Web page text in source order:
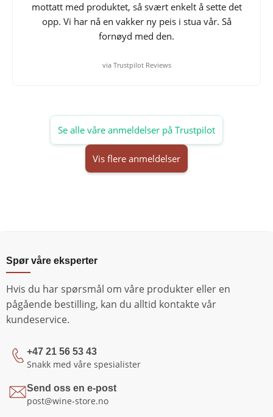
mottatt med produktet, så svært enkelt å sette det
opp. Vi har nå en vakker ny peis i stua vår. Så
fornøyd med den.
via Trustpilot Reviews
Se alle våre anmeldelser på Trustpilot
Vis flere anmeldelser
Spør våre eksperter
Hvis du har spørsmål om våre produkter eller en
pågående bestilling, kan du alltid kontakte vår
kundeservice.
+47 21 56 53 43
Snakk med våre spesialister
Send oss en e-post
post@wine-store.no